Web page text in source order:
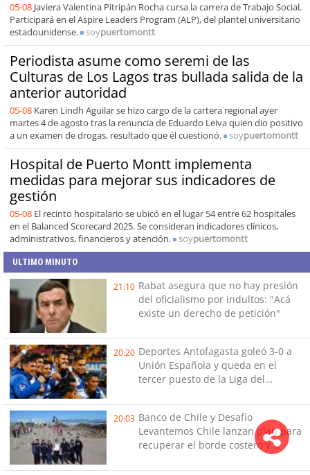
05-08 Javiera Valentina Pitripán Rocha cursa la carrera de Trabajo Social.
Participará en el Aspire Leaders Program (ALP), del plantel universitario
estadounidense.
soypuertomontt
Periodista asume como seremi de las
Culturas de Los Lagos tras bullada salida de la
anterior autoridad
05-08 Karen Lindh Aguilar se hizo cargo de la cartera regional ayer
martes 4 de agosto tras la renuncia de Eduardo Leiva quien dio positivo
a un examen de drogas, resultado que él cuestionó.
soypuertomontt
Hospital de Puerto Montt implementa
medidas para mejorar sus indicadores de
gestión
05-08 El recinto hospitalario se ubicó en el lugar 54 entre 62 hospitales
en el Balanced Scorecard 2025. Se consideran indicadores clínicos,
administrativos, financieros y atención.
soypuertomontt
ULTIMO MINUTO
21:10 Rabat asegura que no hay presión
del oficialismo por indultos: "Acá
existe un derecho de petición"
20:20 Deportes Antofagasta goleó 3-0 a
Unión Española y queda en el
tercer puesto de la Liga del
20:03 Banco de Chile y Desafío
Levantemos Chile lanzan plan para
recuperar el borde costero y